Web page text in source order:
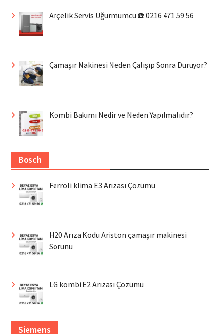
Arçelik Servis Uğurmumcu ☎️ 0216 471 59 56
Çamaşır Makinesi Neden Çalışıp Sonra Duruyor?
Kombi Bakımı Nedir ve Neden Yapılmalıdır?
Bosch
Ferroli klima E3 Arızası Çözümü
H20 Arıza Kodu Ariston çamaşır makinesi
Sorunu
LG kombi E2 Arızası Çözümü
Siemens